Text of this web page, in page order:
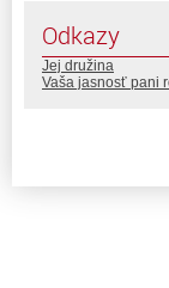
Odkazy
Jej družina
Vaša jasnosť pani